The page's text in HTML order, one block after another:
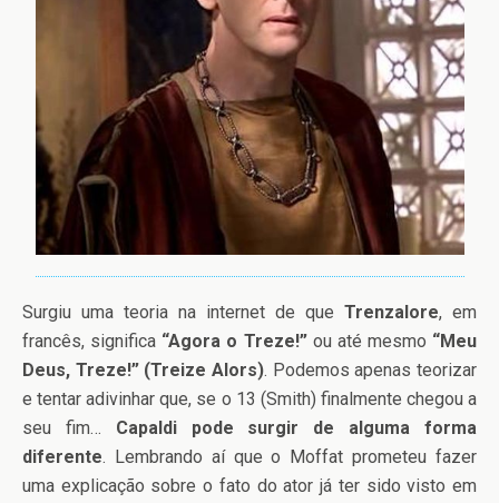
Surgiu uma teoria na internet de que Trenzalore, em
francês, significa “Agora o Treze!” ou até mesmo “Meu
Deus, Treze!” (Treize Alors). Podemos apenas teorizar
e tentar adivinhar que, se o 13 (Smith) finalmente chegou a
seu fim… Capaldi pode surgir de alguma forma
diferente. Lembrando aí que o Moffat prometeu fazer
uma explicação sobre o fato do ator já ter sido visto em